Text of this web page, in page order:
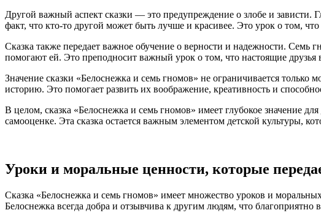
Другой важный аспект сказки — это предупреждение о злобе и зависти.
факт, что кто-то другой может быть лучше и красивее. Это урок о том,
Сказка также передает важное обучение о верности и надежности.
помогают ей. Это преподносит важный урок о том, что настоящие друзья
Значение сказки «Белоснежка и семь гномов» не ограничивается
историю. Это помогает развить их воображение, креативность и
В целом, сказка «Белоснежка и семь гномов» имеет глубокое значение
самооценке. Эта сказка остается важным элементом детской культуры,
Уроки и моральные ценности, которые
Сказка «Белоснежка и семь гномов» имеет множество уроков и
Белоснежка всегда добра и отзывчива к другим людям, что